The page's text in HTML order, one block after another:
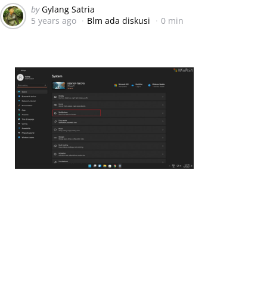
Posted
by
by Gylang Satria
5 years ago
Blm ada diskusi 0 min